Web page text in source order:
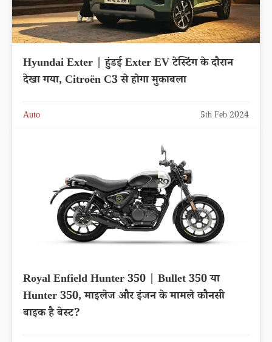
Hyundai Exter | हुंडई Exter EV टेस्टिंग के दौरान
देखा गया, Citroën C3 से होगा मुकाबला
Auto 5th Feb 2024
Royal Enfield Hunter 350 | Bullet 350 या
Hunter 350, माइलेज और इंजन के मामले कौनसी
बाइक है बेस्ट?